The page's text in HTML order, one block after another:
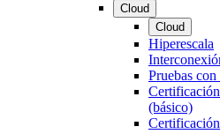
Cloud
Cloud
Hiperescala
Pruebas
(básico)